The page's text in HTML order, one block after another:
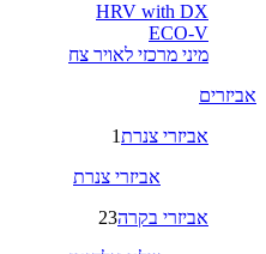
HRV with DX
ECO-V
מיני מרכזי לאויר צח
אביזרים
אביזרי צנרת1
אביזרי צנרת
אביזרי בקרה23